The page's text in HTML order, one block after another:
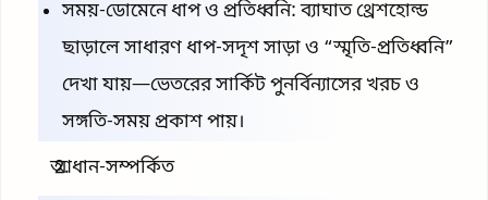
সময়-ডোমেনে ধাপ ও প্রতিধ্বনি: ব্যাঘাত থ্রেশহোল্ড
ছাড়ালে সাধারণ ধাপ-সদৃশ সাড়া ও “স্মৃতি-প্রতিধ্বনি”
দেখা যায়—ভেতরের সার্কিট পুনর্বিন্যাসের খরচ ও
সঙ্গতি-সময় প্রকাশ পায়।
আধান-সম্পর্কিত